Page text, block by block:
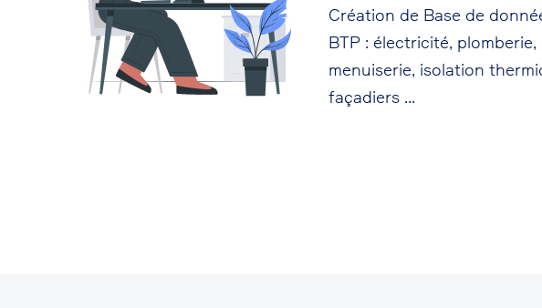
Création de Base de
BTP : électricité, plomberie,
menuiserie, isolation
façadiers ...